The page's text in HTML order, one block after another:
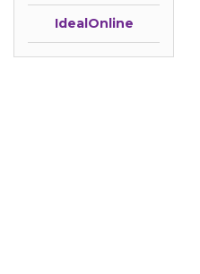
IdealOnline